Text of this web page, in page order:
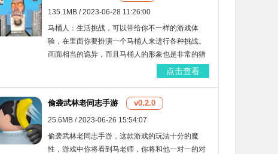
135.1MB / 2023-06-28 11:26:00
马桶人：生活挑战，可以带给你不一样的游戏体
验，在里面你要扮演一个马桶人来进行各种挑战。
画面相当的诡异，而且马桶人的形象也是非常的猎
奇，还有着特别多的场景供你自由选择，能够令你
点击查看
偷袭武林老同志手游 v0.2.0
25.6MB / 2023-06-26 15:54:07
偷袭武林老同志手游，这款游戏的玩法十分的魔
性，游戏中你将看到马老师，你将和他一对一的对